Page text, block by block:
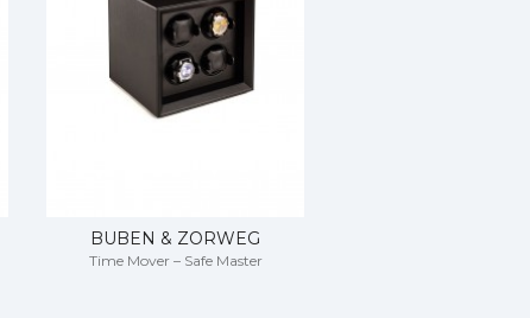
timove majstora svetske klase za
u privatnoj ili studijskoj garderobi.
BUBEN & ZORWEG
Time Mover – Safe Master